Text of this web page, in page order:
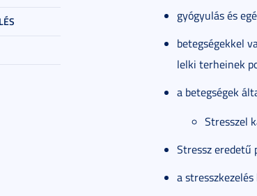
gyógyulás és
betegségekkel
lelki terheinek
a betegségek
Stresszel
Stressz eredetű
a